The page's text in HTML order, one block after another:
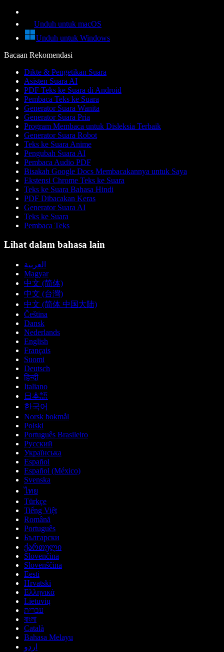
Unduh untuk macOS
Unduh untuk Windows
Bacaan Rekomendasi
Dikte & Pengetikan Suara
Asisten Suara AI
PDF Teks ke Suara di Android
Pembaca Teks ke Suara
Generator Suara Wanita
Generator Suara Pria
Program Membaca untuk Disleksia Terbaik
Generator Suara Robot
Teks ke Suara Anime
Pengubah Suara AI
Pembaca Audio PDF
Bisakah Google Docs Membacakannya untuk Saya
Ekstensi Chrome Teks ke Suara
Teks ke Suara Bahasa Hindi
PDF Dibacakan Keras
Generator Suara AI
Teks ke Suara
Pembaca Teks
Lihat dalam bahasa lain
العربية
Magyar
中文 (简体)
中文 (台灣)
中文 (简体 中国大陆)
Čeština
Dansk
Nederlands
English
Français
Suomi
Deutsch
हिन्दी
Italiano
日本語
한국어
Norsk bokmål
Polski
Português Brasileiro
Русский
Українська
Español
Español (México)
Svenska
ไทย
Türkçe
Tiếng Việt
Română
Português
Български
ქართული
Slovenčina
Slovenščina
Eesti
Hrvatski
Ελληνικά
Lietuvių
עברית
বাংলা
Català
Bahasa Melayu
اردو